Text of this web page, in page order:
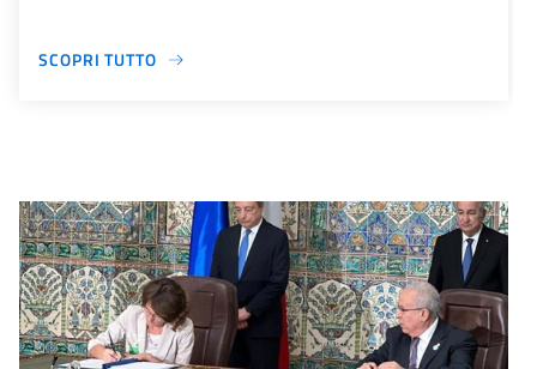
SCOPRI TUTTO